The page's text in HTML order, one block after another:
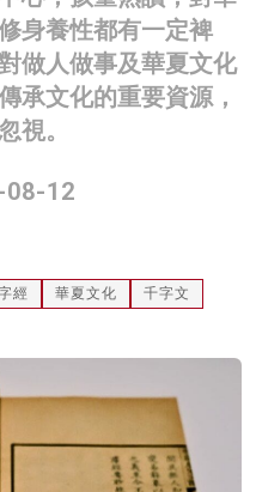
身養性都有一定裨
做人做事及華夏文化
承文化的重要資源，
視。
08-12
經 華夏文化
千字文